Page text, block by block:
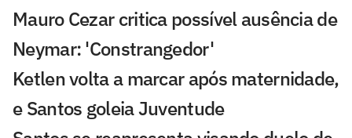
Mauro Cezar critica possível ausência de
Neymar: 'Constrangedor'
Ketlen volta a marcar após maternidade,
e Santos goleia Juventude